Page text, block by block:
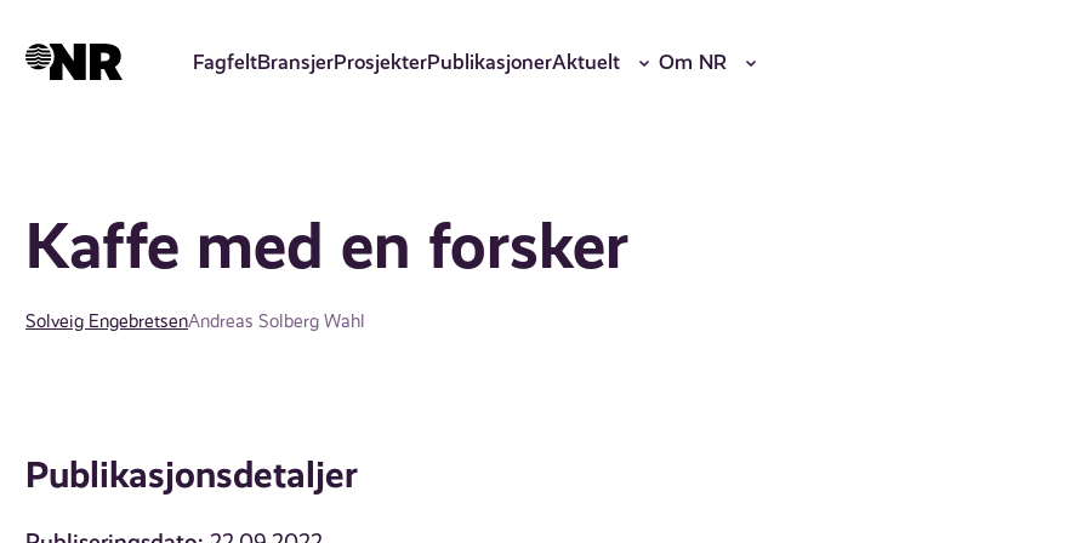
hovedinnhold
FagfeltBransjerProsjekterPublikasjonerAktuelt Om NR
Kaffe med en forsker
Solveig EngebretsenAndreas Solberg Wahl
Publikasjonsdetaljer